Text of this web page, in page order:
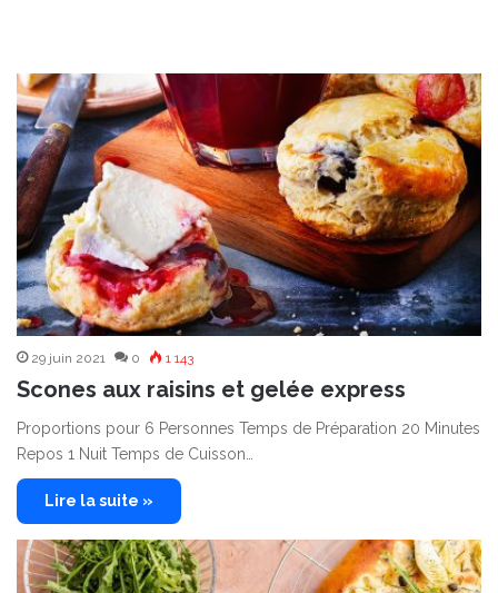
29 juin 2021 0 1 143
Scones aux raisins et gelée express
Proportions pour 6 Personnes Temps de Préparation 20 Minutes
Repos 1 Nuit Temps de Cuisson…
Lire la suite »